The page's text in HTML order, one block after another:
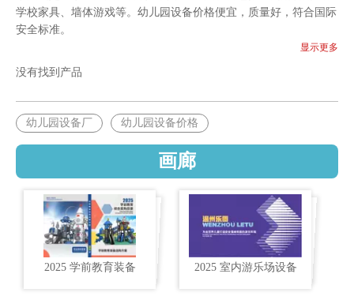
学校家具、墙体游戏等。幼儿园设备价格便宜，质量好，符合国际
安全标准。
显示更多
没有找到产品
幼儿园设备厂 幼儿园设备价格
画廊
2025 学前教育装备 2025 室内游乐场设备